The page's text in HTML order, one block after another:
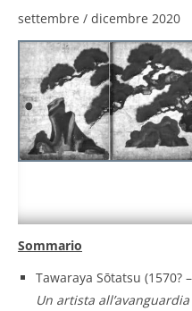
settembre / dicembre 2020
Sommario
Tawaraya Sōtatsu (1570?
Un artista all’avanguardia